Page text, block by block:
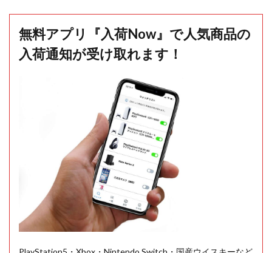
無料アプリ『入荷Now』で人気商品の
入荷通知が受け取れます！